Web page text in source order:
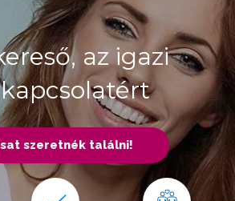
az igazi
szeretnék találni!